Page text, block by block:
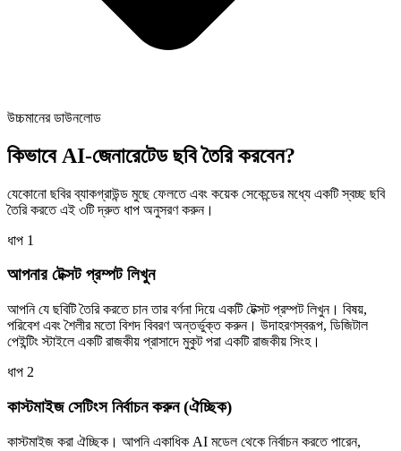
উচ্চমানের ডাউনলোড
কিভাবে AI-জেনারেটেড ছবি তৈরি করবেন?
যেকোনো ছবির ব্যাকগ্রাউন্ড মুছে ফেলতে এবং কয়েক সেকেন্ডের মধ্যে একটি স্বচ্ছ ছবি
তৈরি করতে এই ৩টি দ্রুত ধাপ অনুসরণ করুন।
ধাপ 1
আপনার টেক্সট প্রম্পট লিখুন
আপনি যে ছবিটি তৈরি করতে চান তার বর্ণনা দিয়ে একটি টেক্সট প্রম্পট লিখুন। বিষয়,
পরিবেশ এবং শৈলীর মতো বিশদ বিবরণ অন্তর্ভুক্ত করুন। উদাহরণস্বরূপ, ডিজিটাল
পেইন্টিং স্টাইলে একটি রাজকীয় প্রাসাদে মুকুট পরা একটি রাজকীয় সিংহ।
ধাপ 2
কাস্টমাইজ সেটিংস নির্বাচন করুন (ঐচ্ছিক)
কাস্টমাইজ করা ঐচ্ছিক। আপনি একাধিক AI মডেল থেকে নির্বাচন করতে পারেন,